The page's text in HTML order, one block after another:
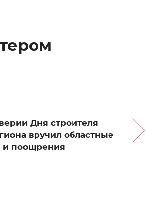
Дня строителя
вручил областные
и поощрения